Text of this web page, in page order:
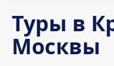
Туры в
Москвы